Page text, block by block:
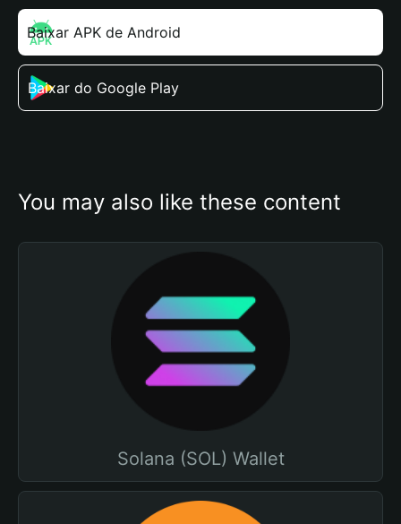
Baixar APK de Android
Baixar do Google Play
You may also like these content
Solana (SOL) Wallet